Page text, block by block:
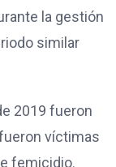
la gestión
similar
2019 fueron
víctimas
femicidio.